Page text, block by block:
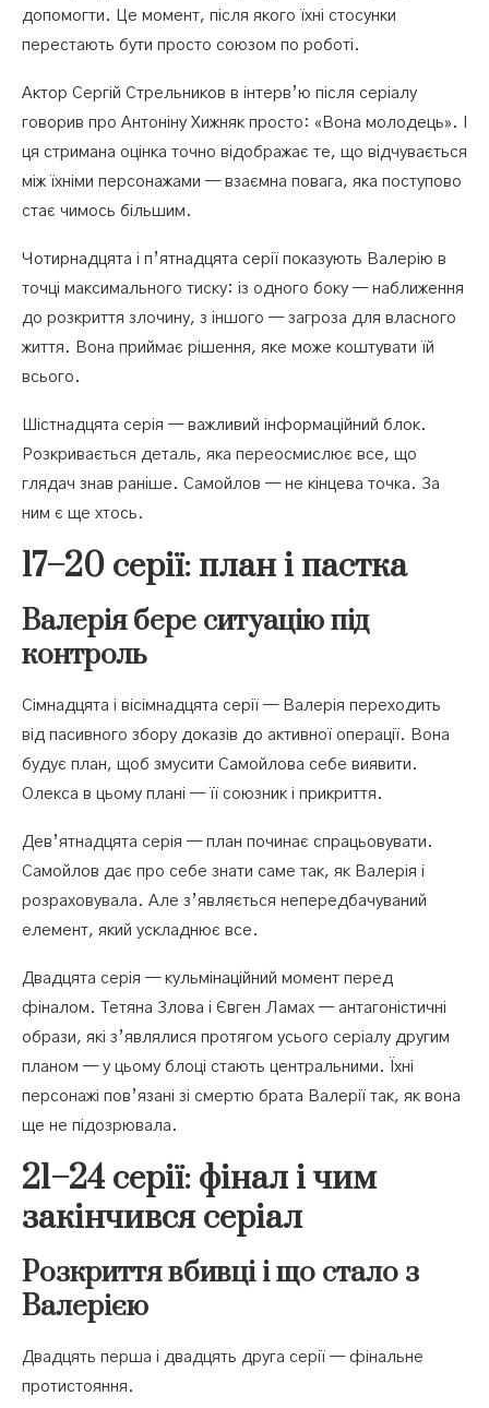
допомогти. Це момент, після якого їхні стосунки
перестають бути просто союзом по роботі.
Актор Сергій Стрельников в інтерв’ю після серіалу
говорив про Антоніну Хижняк просто: «Вона молодець». І
ця стримана оцінка точно відображає те, що відчувається
між їхніми персонажами — взаємна повага, яка поступово
стає чимось більшим.
Чотирнадцята і п’ятнадцята серії показують Валерію в
точці максимального тиску: із одного боку — наближення
до розкриття злочину, з іншого — загроза для власного
життя. Вона приймає рішення, яке може коштувати їй
всього.
Шістнадцята серія — важливий інформаційний блок.
Розкривається деталь, яка переосмислює все, що
глядач знав раніше. Самойлов — не кінцева точка. За
ним є ще хтось.
17–20 серії: план і пастка
Валерія бере ситуацію під
контроль
Сімнадцята і вісімнадцята серії — Валерія переходить
від пасивного збору доказів до активної операції. Вона
будує план, щоб змусити Самойлова себе виявити.
Олекса в цьому плані — її союзник і прикриття.
Дев’ятнадцята серія — план починає спрацьовувати.
Самойлов дає про себе знати саме так, як Валерія і
розраховувала. Але з’являється непередбачуваний
елемент, який ускладнює все.
Двадцята серія — кульмінаційний момент перед
фіналом. Тетяна Злова і Євген Ламах — антагоністичні
образи, які з’являлися протягом усього серіалу другим
планом — у цьому блоці стають центральними. Їхні
персонажі пов’язані зі смертю брата Валерії так, як вона
ще не підозрювала.
21–24 серії: фінал і чим
закінчився серіал
Розкриття вбивці і що стало з
Валерією
Двадцять перша і двадцять друга серії — фінальне
протистояння.